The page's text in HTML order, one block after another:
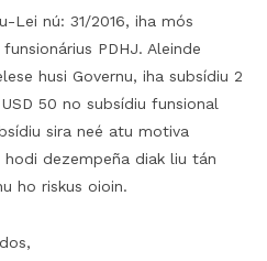
Lei nú: 31/2016, iha mós
PDHJ. Aleinde
husi Governu, iha subsídiu 2
50 no subsídiu funsional
sira neé atu motiva
dezempeña diak liu tán
ho riskus oioin.